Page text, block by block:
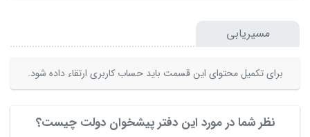
مسیریابی
برای تکمیل محتوای این قسمت باید حساب کاربری ارتقاء داده شود.
نظر شما در مورد این دفتر پیشخوان دولت چیست؟